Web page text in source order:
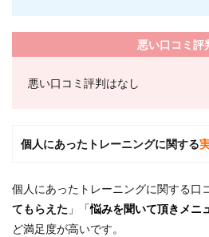
悪い口コミ評
悪い口コミ評判はなし
個人にあったトレーニングに関する
個人にあったトレーニングに関する口
てもらえた 」「悩みを聞いて頂きメニ
ど満足度が高いです。